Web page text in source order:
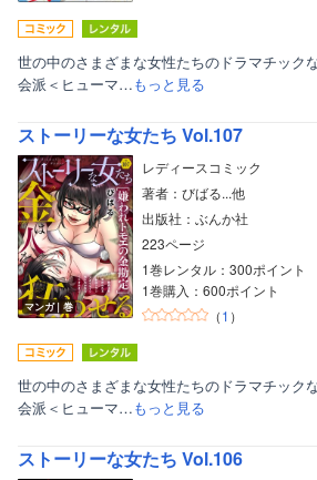
世の中のさまざまな女性たちのドラマチック
会派＜ヒューマ…もっと見る
ストーリーな女たち Vol.107
マンガ｜巻
レディースコミック
著者：びばる...他
出版社：ぶんか社
223ページ
1巻レンタル：300ポイント
1巻購入：600ポイント
（1 ）
世の中のさまざまな女性たちのドラマチック
会派＜ヒューマ…もっと見る
ストーリーな女たち Vol.106